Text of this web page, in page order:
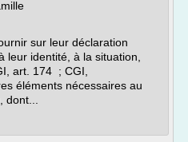
sur leur déclaration
leur identité, à la situation,
art. 174 ; CGI,
éléments nécessaires au